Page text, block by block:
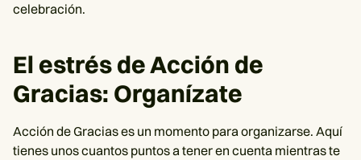
celebración.
El estrés de Acción de
Gracias: Organízate
Acción de Gracias es un momento para organizarse. Aquí
tienes unos cuantos puntos a tener en cuenta mientras te